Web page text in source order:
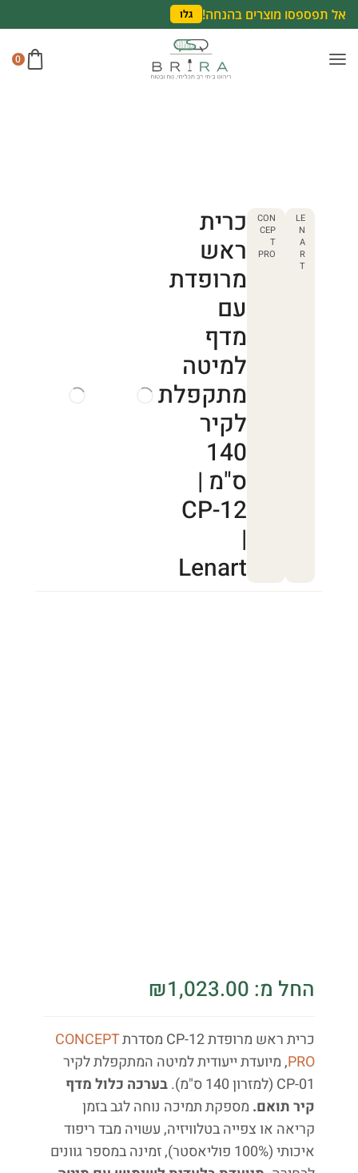
אל תפספסו מוצרים בהנחה! גלו
0
LE
N
A
R
T
CON
CEP
T
PRO
כרית
ראש
מרופדת
עם
מדף
למיטה
מתקפלת
לקיר
140
ס"מ |
CP-12
|
Lenart
החל מ: ₪1,023.00
כריתראש מרופדתCP-12 מסדרת
CONCEPT
PRO
,מיועדתייעודית למיטה המתקפלת לקיר
CP-01 (למזרון 140 ס"מ).בערכה כלול מדף
קיר תואם. מספקתתמיכה נוחהלגב בזמן
קריאה או צפייהבטלוויזיה, עשויה מבד ריפוד
איכותי (100%
פוליאסטר), זמינהבמספר גוונים